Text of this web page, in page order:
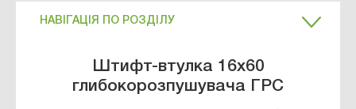
НАВІГАЦІЯ ПО РОЗДІЛУ
Штифт-втулка 16х60
глибокорозпушувача ГРС